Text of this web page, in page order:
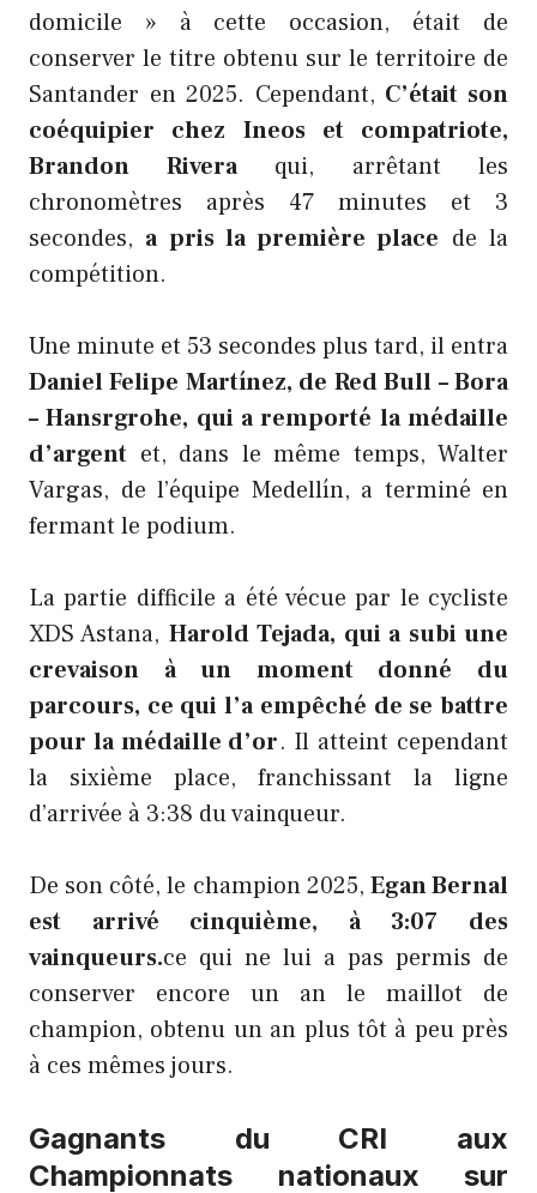
domicile » à cette occasion, était de
conserver le titre obtenu sur le territoire de
Santander en 2025. Cependant, C’était son
coéquipier chez Ineos et compatriote,
Brandon Riveraqui, arrêtant les
chronomètres après 47 minutes et 3
secondes, a pris la première place de la
compétition.
Une minute et 53 secondes plus tard, il entra
Daniel Felipe Martínez, de Red Bull – Bora
– Hansrgrohe, qui a remporté la médaille
d’argent et, dans le même temps, Walter
Vargas, de l’équipe Medellín, a terminé en
fermant le podium.
La partie difficile a été vécue par le cycliste
XDS Astana, Harold Tejada, qui a subi une
crevaison à un moment donné du
parcours, ce qui l’a empêché de se battre
pour la médaille d’or. Il atteint cependant
la sixième place, franchissant la ligne
d’arrivée à 3:38 du vainqueur.
De son côté, le champion 2025, Egan Bernal
est arrivé cinquième, à 3:07 des
vainqueurs.ce qui ne lui a pas permis de
conserver encore un an le maillot de
champion, obtenu un an plus tôt à peu près
à ces mêmes jours.
Gagnants du CRI aux
Championnats nationaux sur